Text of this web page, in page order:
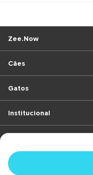
Cães
Gatos
Zee.Now
Institucional